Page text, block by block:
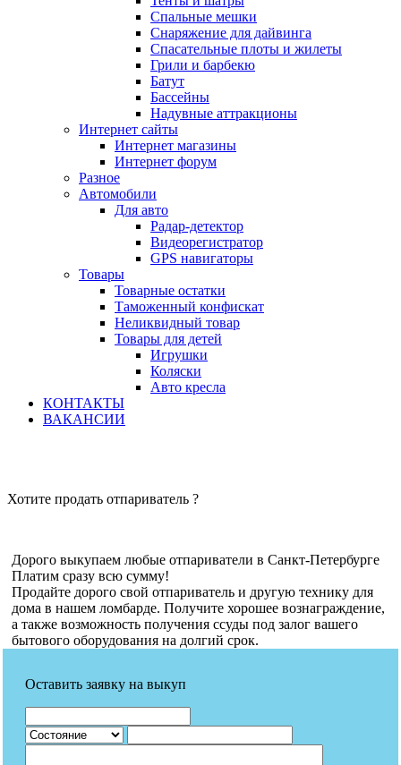
Спальные мешки
Снаряжение для дайвинга
Спасательные плоты и жилеты
Грили и барбекю
Батут
Бассейны
Надувные аттракционы
Интернет сайты
Интернет магазины
Интернет форум
Разное
Автомобили
Для авто
Радар-детектор
Видеорегистратор
GPS навигаторы
Товары
Товарные остатки
Таможенный конфискат
Неликвидный товар
Товары для детей
Игрушки
Коляски
Авто кресла
КОНТАКТЫ
ВАКАНСИИ
Хотите продать отпариватель ?
Дорого выкупаем любые отпариватели в Санкт-Петербурге
Платим сразу всю сумму!
Продайте дорого свой отпариватель и другую технику для
дома в нашем ломбарде. Получите хорошее вознаграждение,
а также возможность получения ссуды под залог вашего
бытового оборудования на долгий срок.
Оставить заявку на выкуп